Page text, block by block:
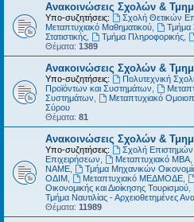
Ανακοινώσεις Σχολών &
Υπο-συζητήσεις: Σχολή Θετικών
Μεταπτυχιακό Μαθηματικού
Τμήμα
Στατιστικής
Τμήμα Πληροφορικής,
Θέματα: 1389
Ανακοινώσεις Σχολών &
Υπο-συζητήσεις: Πολυτεχνική
Προϊόντων και Συστημάτων
Συστημάτων
Μεταπτυχιακό
Σύρου
Θέματα: 81
Ανακοινώσεις Σχολών &
Υπο-συζητήσεις: Σχολή Επιστημών
Επιχειρήσεων
Μεταπτυχιακό MBA,
ΝΑΜΕ
Τμήμα Μηχανικών
ΟΔΙΜ
Μεταπτυχιακό ΜΕΔΜΟΔΕ,
Οικονομικής και Διοίκησης Τουρισμού
Τμήμα Ναυτιλίας - Αρχειοθετημένες
Θέματα: 11989